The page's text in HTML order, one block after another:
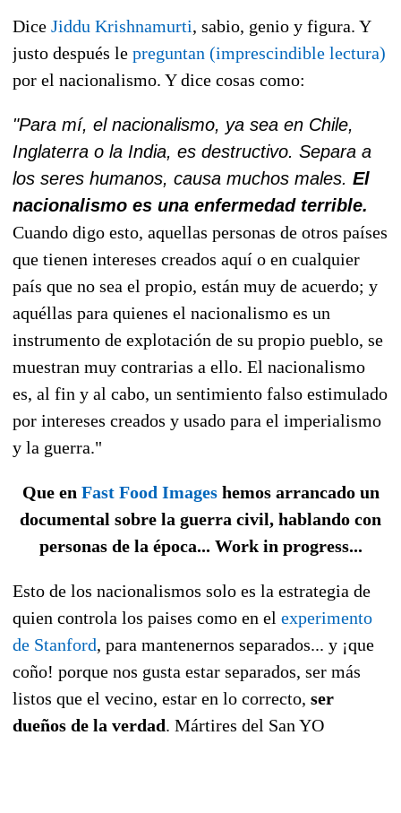
Dice Jiddu Krishnamurti, sabio, genio y figura. Y
justo después le preguntan (imprescindible lectura)
por el nacionalismo. Y dice cosas como:
"Para mí, el nacionalismo, ya sea en Chile,
Inglaterra o la India, es destructivo. Separa a
los seres humanos, causa muchos males. El
nacionalismo es una enfermedad terrible.
Cuando digo esto, aquellas personas de otros países
que tienen intereses creados aquí o en cualquier
país que no sea el propio, están muy de acuerdo; y
aquéllas para quienes el nacionalismo es un
instrumento de explotación de su propio pueblo, se
muestran muy contrarias a ello. El nacionalismo
es, al fin y al cabo, un sentimiento falso estimulado
por intereses creados y usado para el imperialismo
y la guerra."
Que en Fast Food Imageshemos arrancado un
documental sobre la guerra civil, hablando con
personas de la época... Work in progress...
Esto de los nacionalismos solo es la estrategia de
quien controla los paises como en el experimento
de Stanford, para mantenernos separados... y ¡que
coño! porque nos gusta estar separados, ser más
listos que el vecino, estar en lo correcto, ser
dueños de la verdad. Mártires del San YO